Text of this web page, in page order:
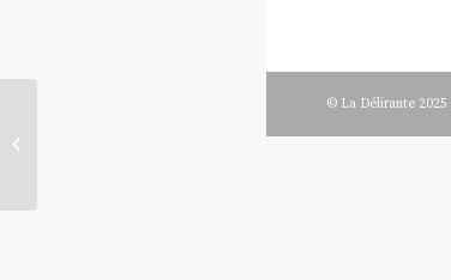
© La Délirante 2025